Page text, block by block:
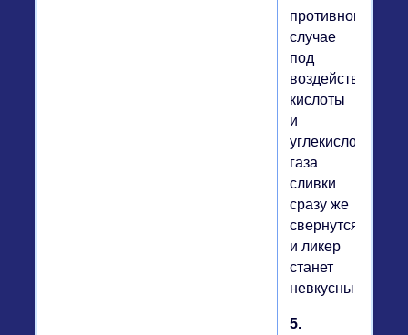
противном
случае
под
воздействием
кислоты
и
углекислого
газа
сливки
сразу же
свернутся,
и ликер
станет
невкусным.
5.